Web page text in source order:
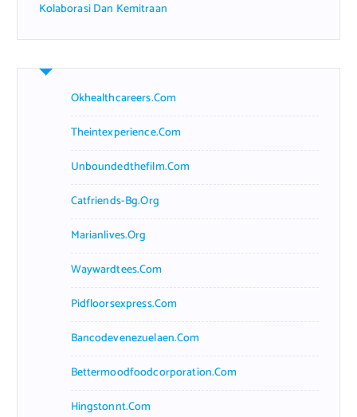
Kolaborasi Dan Kemitraan
Okhealthcareers.com
Theintexperience.com
Unboundedthefilm.com
Catfriends-Bg.org
Marianlives.org
Waywardtees.com
Pidfloorsexpress.com
Bancodevenezuelaen.com
Bettermoodfoodcorporation.com
Hingstonnt.com